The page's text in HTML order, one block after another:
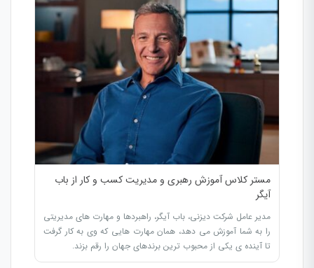
مستر کلاس آموزش رهبری و مدیریت کسب و کار از باب
آیگر
مدیر عامل شرکت دیزنی، باب آیگر، راهبردها و مهارت های مدیریتی
را به شما آموزش می دهد، همان مهارت هایی که وی به کار گرفت
تا آینده ی یکی از محبوب ترین برندهای جهان را رقم بزند.